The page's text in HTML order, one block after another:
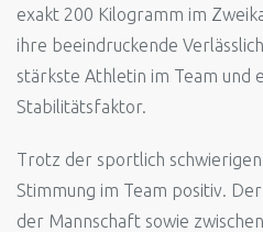
exakt 200 Kilogramm im
ihre beeindruckende
stärkste Athletin im Team und
Stabilitätsfaktor.
Trotz der sportlich
Stimmung im Team positiv.
der Mannschaft sowie